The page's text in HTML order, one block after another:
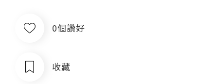
0個讚好
收藏